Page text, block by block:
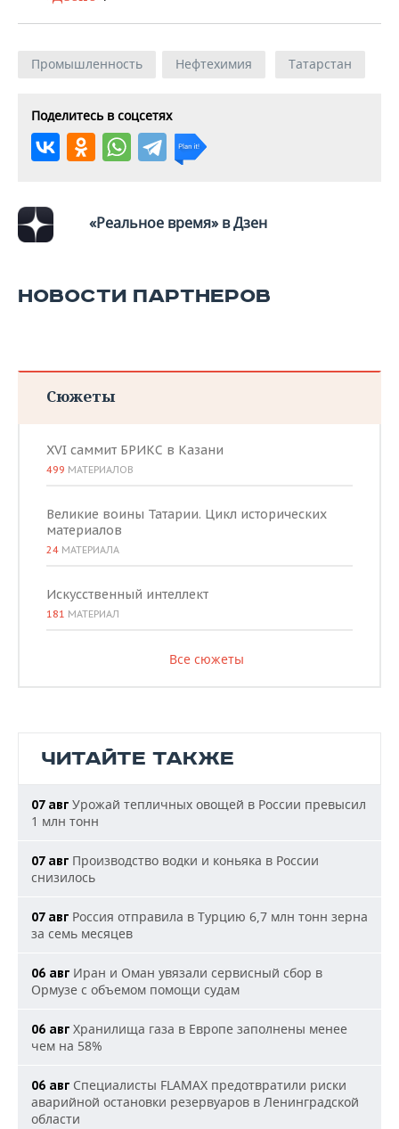
Промышленность Нефтехимия Татарстан
Поделитесь в соцсетях
«Реальное время» в Дзен
НОВОСТИ ПАРТНЕРОВ
Сюжеты
XVI саммит БРИКС в Казани
499 МАТЕРИАЛОВ
Великие воины Татарии. Цикл исторических
материалов
24 МАТЕРИАЛА
Искусственный интеллект
181 МАТЕРИАЛ
Все сюжеты
ЧИТАЙТЕ ТАКЖЕ
07 авг Урожай тепличных овощей в России превысил
1 млн тонн
07 авг Производство водки и коньяка в России
снизилось
07 авг Россия отправила в Турцию 6,7 млн тонн зерна
за семь месяцев
06 авг Иран и Оман увязали сервисный сбор в
Ормузе с объемом помощи судам
06 авг Хранилища газа в Европе заполнены менее
чем на 58%
06 авг Специалисты FLAMAX предотвратили риски
аварийной остановки резервуаров в Ленинградской
области